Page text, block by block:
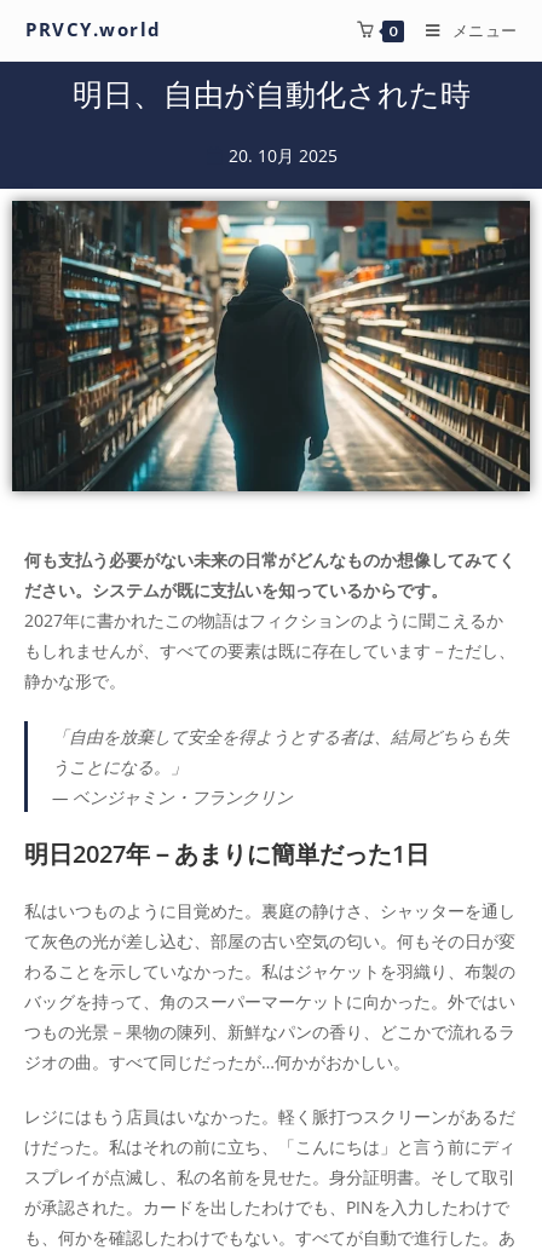
PRVCY.world 0 メニュー
明日、自由が自動化された時
20. 10月 2025
何も支払う必要がない未来の日常がどんなものか想像してみてく
ださい。システムが既に支払いを知っているからです。
2027年に書かれたこの物語はフィクションのように聞こえるか
もしれませんが、すべての要素は既に存在しています－ただし、
静かな形で。
「自由を放棄して安全を得ようとする者は、結局どちらも失
うことになる。」
— ベンジャミン・フランクリン
明日2027年－あまりに簡単だった1日
私はいつものように目覚めた。裏庭の静けさ、シャッターを通し
て灰色の光が差し込む、部屋の古い空気の匂い。何もその日が変
わることを示していなかった。私はジャケットを羽織り、布製の
バッグを持って、角のスーパーマーケットに向かった。外ではい
つもの光景－果物の陳列、新鮮なパンの香り、どこかで流れるラ
ジオの曲。すべて同じだったが…何かがおかしい。
レジにはもう店員はいなかった。軽く脈打つスクリーンがあるだ
けだった。私はそれの前に立ち、「こんにちは」と言う前にディ
スプレイが点滅し、私の名前を見せた。身分証明書。そして取引
が承認された。カードを出したわけでも、PINを入力したわけで
も、何かを確認したわけでもない。すべてが自動で進行した。あ